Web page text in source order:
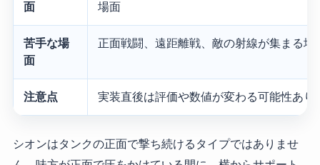
面
場面
苦手な場
面
正面戦闘、遠距離戦、敵の射線が集まる場
注意点 実装直後は評価や数値が変わる可能性あり
シオンはタンクの正面で撃ち続けるタイプではありませ